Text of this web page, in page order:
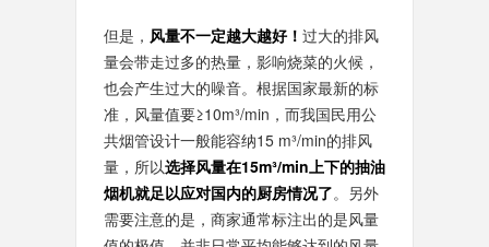
但是， 风量不一定越大越好！ 过大的排风
量会带走过多的热量，影响烧菜的火候，
也会产生过大的噪音。根据国家最新的标
准，风量值要≥10m³/min，而我国民用公
共烟管设计一般能容纳15 m³/min的排风
量，所以选择风量在15m³/min上下的抽油
烟机就足以应对国内的厨房情况了。另外
需要注意的是，商家通常标注出的是风量